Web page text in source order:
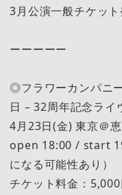
3月公演一般チケッ
ーーーーー
◎フラワーカンパニ
日 – 32周年記念ライ
4月23日(金) 東京＠
open 18:00 / start
になる可能性あり）
チケット料金：